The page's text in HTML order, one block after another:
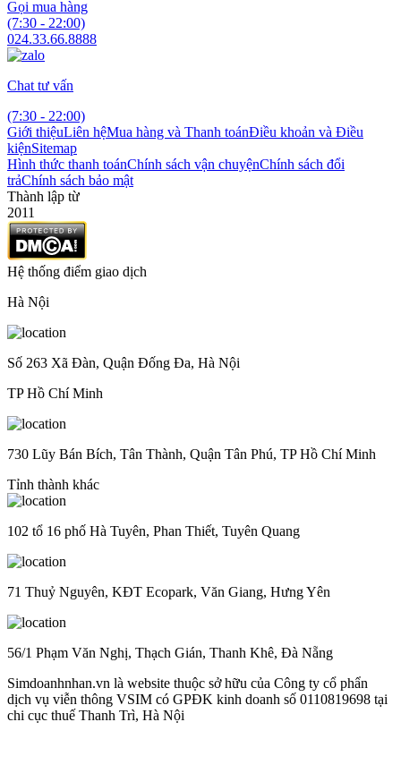
Gọi mua hàng
(7:30 - 22:00)
024.33.66.8888
Chat tư vấn
(7:30 - 22:00)
Giới thiệuLiên hệMua hàng và Thanh toánĐiều khoản và Điều
kiệnSitemap
Hình thức thanh toánChính sách vận chuyệnChính sách đổi
trảChính sách bảo mật
Thành lập từ
2011
Hệ thống điểm giao dịch
Hà Nội
Số 263 Xã Đàn, Quận Đống Đa, Hà Nội
TP Hồ Chí Minh
730 Lũy Bán Bích, Tân Thành, Quận Tân Phú, TP Hồ Chí Minh
Tỉnh thành khác
102 tổ 16 phố Hà Tuyên, Phan Thiết, Tuyên Quang
71 Thuỷ Nguyên, KĐT Ecopark, Văn Giang, Hưng Yên
56/1 Phạm Văn Nghị, Thạch Gián, Thanh Khê, Đà Nẵng
Simdoanhnhan.vn là website thuộc sở hữu của Công ty cổ phẩn
dịch vụ viễn thông VSIM có GPĐK kinh doanh số 0110819698 tại
chi cục thuế Thanh Trì, Hà Nội